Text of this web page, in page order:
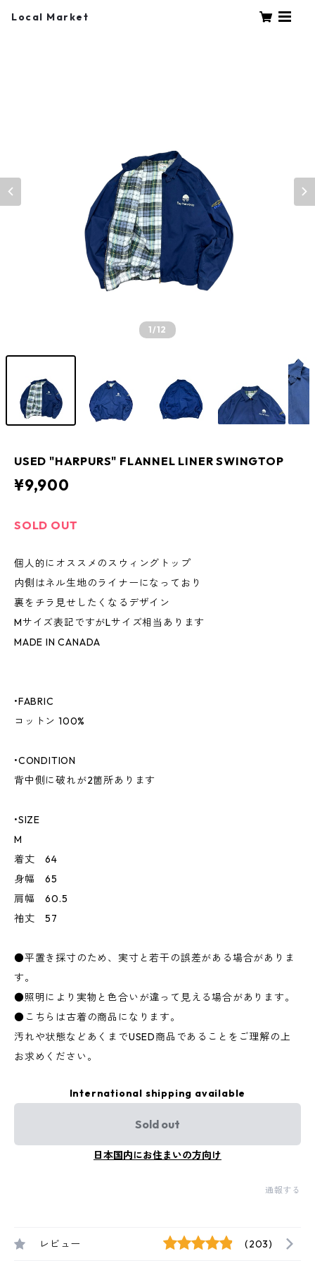
Local Market
1/12
USED "HARPURS" FLANNEL LINER SWINGTOP
¥9,900
SOLD OUT
個人的にオススメのスウィングトップ
内側はネル生地のライナーになっており
裏をチラ見せしたくなるデザイン
Mサイズ表記ですがLサイズ相当あります
MADE IN CANADA
•FABRIC
コットン 100%
•CONDITION
背中側に破れが2箇所あります
•SIZE
M
着丈 64
身幅 65
肩幅 60.5
袖丈 57
●平置き採寸のため、実寸と若干の誤差がある場合がありま
す。
●照明により実物と色合いが違って見える場合があります。
●こちらは古着の商品になります。
汚れや状態などあくまでUSED商品であることをご理解の上
お求めください。
International shipping available
Sold out
日本国内にお住まいの方向け
通報する
レビュー (203)